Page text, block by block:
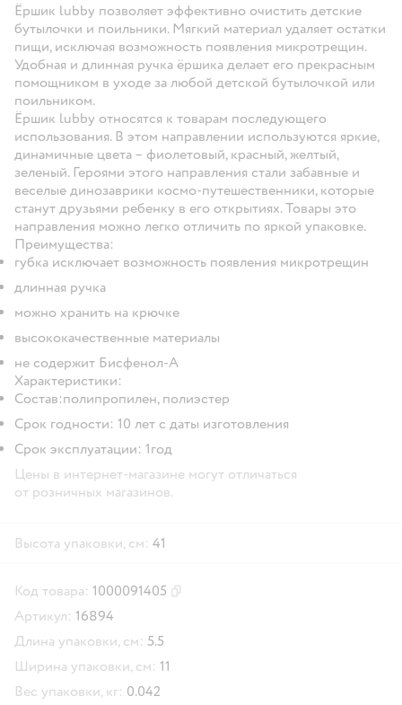
Ёршик lubby позволяет эффективно очистить детские
бутылочки и поильники. Мягкий материал удаляет остатки
пищи, исключая возможность появления микротрещин.
Удобная и длинная ручка ёршика делает его прекрасным
помощником в уходе за любой детской бутылочкой или
поильником.
Ёршик lubby относятся к товарам последующего
использования. В этом направлении используются яркие,
динамичные цвета – фиолетовый, красный, желтый,
зеленый. Героями этого направления стали забавные и
веселые динозаврики космо-путешественники, которые
станут друзьями ребенку в его открытиях. Товары это
направления можно легко отличить по яркой упаковке.
Преимущества:
губка исключает возможность появления микротрещин
длинная ручка
можно хранить на крючке
высококачественные материалы
не содержит Бисфенол-А
Характеристики:
Состав:полипропилен, полиэстер
Срок годности: 10 лет с даты изготовления
Срок эксплуатации: 1год
Цены в интернет-магазине могут отличаться
от розничных магазинов.
Высота упаковки, см: 41
Код товара: 1000091405
Артикул: 16894
Длина упаковки, см: 5.5
Ширина упаковки, см: 11
Вес упаковки, кг: 0.042